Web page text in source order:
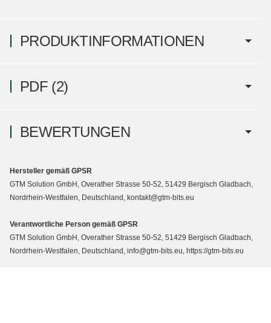
PRODUKTINFORMATIONEN
PDF (2)
BEWERTUNGEN
Hersteller gemäß GPSR
GTM Solution GmbH, Overather Strasse 50-52, 51429 Bergisch Gladbach,
Nordrhein-Westfalen, Deutschland, kontakt@gtm-bits.eu
Verantwortliche Person gemäß GPSR
GTM Solution GmbH, Overather Strasse 50-52, 51429 Bergisch Gladbach,
Nordrhein-Westfalen, Deutschland, info@gtm-bits.eu, https://gtm-bits.eu